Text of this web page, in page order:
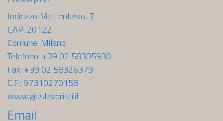
Indirizzo: Via Lentasio, 7
CAP: 20122
Comune: Milano
Telefono: +39 02 58305930
Fax: +39 02 58326379
C.F.: 97310270158
www.giuslavoristi.it
Email